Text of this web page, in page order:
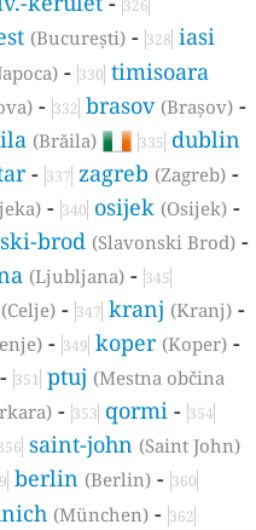
326
(București) -328 iasi
-330 timisoara
-332 brasov (Brașov) -
(Brăila) 335 dublin
-337 zagreb (Zagreb) -
-340 osijek (Osijek) -
brod (Slavonski Brod) -
(Ljubljana) -345
(Celje) -347 kranj (Kranj) -
-349 koper (Koper) -
-351 ptuj (Mestna občina
-353 qormi -354
saint-john (Saint John)
berlin (Berlin) -360
(München) -362